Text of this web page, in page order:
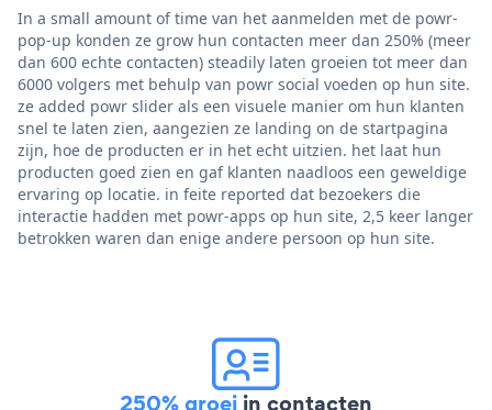
In a small amount of time van het aanmelden met de powr-
pop-up konden ze grow hun contacten meer dan 250% (meer
dan 600 echte contacten) steadily laten groeien tot meer dan
6000 volgers met behulp van powr social voeden op hun site.
ze added powr slider als een visuele manier om hun klanten
snel te laten zien, aangezien ze landing on de startpagina
zijn, hoe de producten er in het echt uitzien. het laat hun
producten goed zien en gaf klanten naadloos een geweldige
ervaring op locatie. in feite reported dat bezoekers die
interactie hadden met powr-apps op hun site, 2,5 keer langer
betrokken waren dan enige andere persoon op hun site.
250% groei in contacten